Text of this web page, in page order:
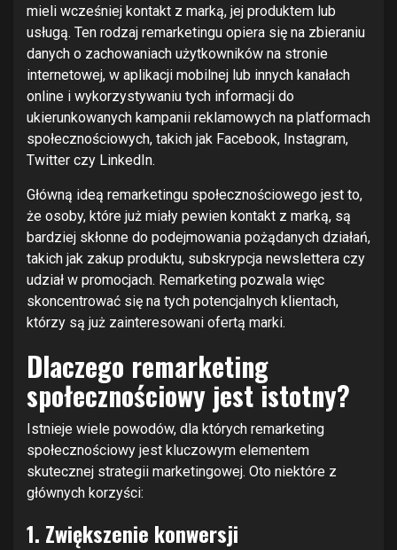
mieli wcześniej kontakt z marką, jej produktem lub
usługą. Ten rodzaj remarketingu opiera się na zbieraniu
danych o zachowaniach użytkowników na stronie
internetowej, w aplikacji mobilnej lub innych kanałach
online i wykorzystywaniu tych informacji do
ukierunkowanych kampanii reklamowych na platformach
społecznościowych, takich jak Facebook, Instagram,
Twitter czy LinkedIn.
Główną ideą remarketingu społecznościowego jest to,
że osoby, które już miały pewien kontakt z marką, są
bardziej skłonne do podejmowania pożądanych działań,
takich jak zakup produktu, subskrypcja newslettera czy
udział w promocjach. Remarketing pozwala więc
skoncentrować się na tych potencjalnych klientach,
którzy są już zainteresowani ofertą marki.
Dlaczego remarketing
społecznościowy jest istotny?
Istnieje wiele powodów, dla których remarketing
społecznościowy jest kluczowym elementem
skutecznej strategii marketingowej. Oto niektóre z
głównych korzyści:
1. Zwiększenie konwersji